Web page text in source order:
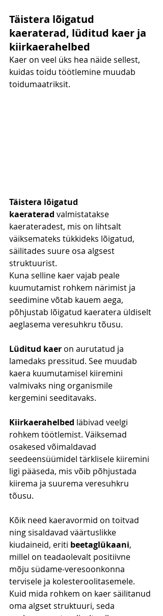
Täistera lõigatud
kaeraterad, lüditud kaer ja
kiirkaerahelbed
Kaer on veel üks hea näide sellest,
kuidas toidu töötlemine muudab
toidumaatriksit.
Täistera lõigatud
kaeraterad valmistatakse
kaerateradest, mis on lihtsalt
väiksemateks tükkideks lõigatud,
säilitades suure osa algsest
struktuurist.
Kuna selline kaer vajab peale
kuumutamist rohkem närimist ja
seedimine võtab kauem aega,
põhjustab lõigatud kaeratera üldiselt
aeglasema veresuhkru tõusu.
Lüditud kaer on aurutatud ja
lamedaks pressitud. See muudab
kaera kuumutamisel kiiremini
valmivaks ning organismile
kergemini seeditavaks.
Kiirkaerahelbed läbivad veelgi
rohkem töötlemist. Väiksemad
osakesed võimaldavad
seedeensüümidel tärklisele kiiremini
ligi pääseda, mis võib põhjustada
kiirema ja suurema veresuhkru
tõusu.
Kõik need kaeravormid on toitvad
ning sisaldavad väärtuslikke
kiudaineid, eriti beetaglükaani,
millel on teadaolevalt positiivne
mõju südame-veresoonkonna
tervisele ja kolesteroolitasemele.
Kuid mida rohkem on kaer säilitanud
oma algset struktuuri, seda